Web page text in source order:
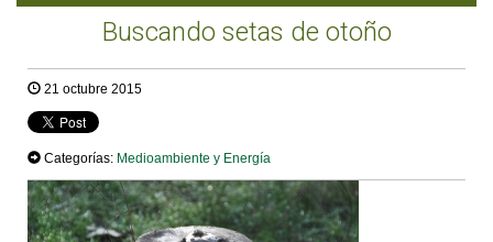
Buscando setas de otoño
21 octubre 2015
Categorías: Medioambiente y Energía